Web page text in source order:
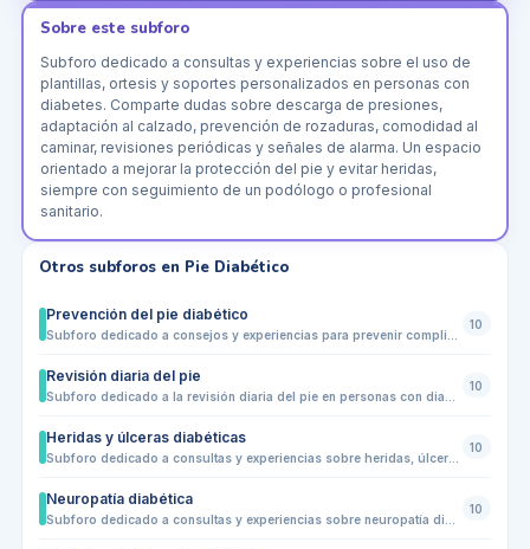
Sobre este subforo
Subforo dedicado a consultas y experiencias sobre el uso de
plantillas, ortesis y soportes personalizados en personas con
diabetes. Comparte dudas sobre descarga de presiones,
adaptación al calzado, prevención de rozaduras, comodidad al
caminar, revisiones periódicas y señales de alarma. Un espacio
orientado a mejorar la protección del pie y evitar heridas,
siempre con seguimiento de un podólogo o profesional
sanitario.
Otros subforos en Pie Diabético
Prevención del pie diabético
10
Revisión diaria del pie
10
Heridas y úlceras diabéticas
Subforo dedicado a consultas y experiencias sobre heridas, úlceras y lesiones en el pie diabético. Comparte dudas sobre prevención, cuidados básicos, evolución de heridas, zonas de presión, rozaduras, calzado adecuado y señales de alarma como enrojecimiento, secreción, mal olor, dolor, hinchazón o cambios de color. Ante cualquier herida en una persona con diabetes, es importante acudir cuanto antes a un podólogo o profesional sanitario.
10
Neuropatía diabética
10